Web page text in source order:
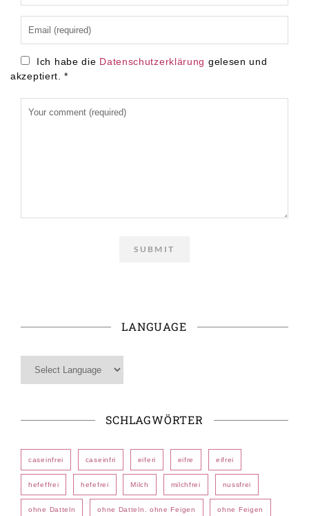
Ich habe die Datenschutzerklärung gelesen und
akzeptiert.
*
LANGUAGE
SCHLAGWÖRTER
caseinfrei caseinfri eiferi eifre eifrei
hefeffrei hefefrei Milch milchfrei nussfrei
ohne Datteln ohne Datteln. ohne Feigen ohne Feigen